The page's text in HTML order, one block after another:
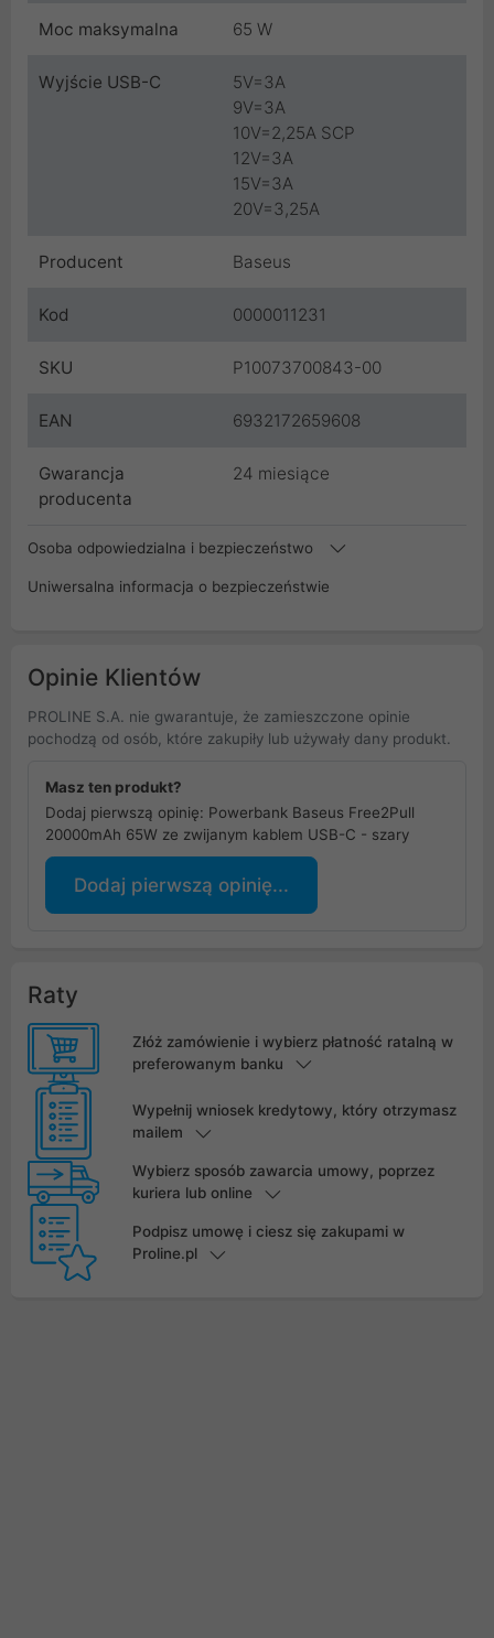
Moc maksymalna 65 W
Wyjście USB-C
5V=3A
9V=3A
10V=2,25A SCP
12V=3A
15V=3A
20V=3,25A
Producent Baseus
Kod 0000011231
SKU P10073700843-00
EAN 6932172659608
Gwarancja
producenta
24 miesiące
Osoba odpowiedzialna i bezpieczeństwo
Uniwersalna informacja o bezpieczeństwie
Opinie Klientów
PROLINE S.A. nie gwarantuje, że zamieszczone opinie
pochodzą od osób, które zakupiły lub używały dany produkt.
Masz ten produkt?
Dodaj pierwszą opinię: Powerbank Baseus Free2Pull
20000mAh 65W ze zwijanym kablem USB-C - szary
Dodaj pierwszą opinię...
Raty
Złóż zamówienie i wybierz płatność ratalną w
preferowanym banku
Wypełnij wniosek kredytowy, który otrzymasz
mailem
Wybierz sposób zawarcia umowy, poprzez
kuriera lub online
Podpisz umowę i ciesz się zakupami w
Proline.pl